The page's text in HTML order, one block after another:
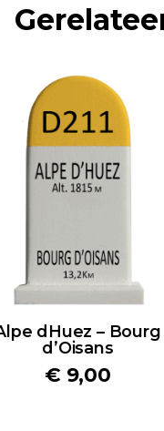
dHuez – Bourg
d’Oisans
€ 9,00